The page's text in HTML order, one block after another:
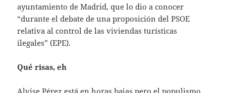
ayuntamiento de Madrid, que lo dio a conocer
“durante el debate de una proposición del PSOE
relativa al control de las viviendas turísticas
ilegales” (EPE).
Qué risas, eh